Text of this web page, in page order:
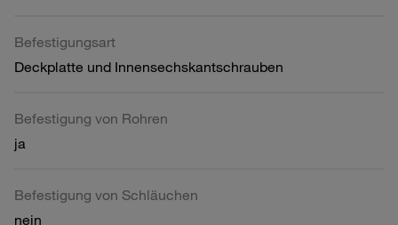
Befestigungsart
Deckplatte und Innensechskantschrauben
Befestigung von Rohren
ja
Befestigung von Schläuchen
nein